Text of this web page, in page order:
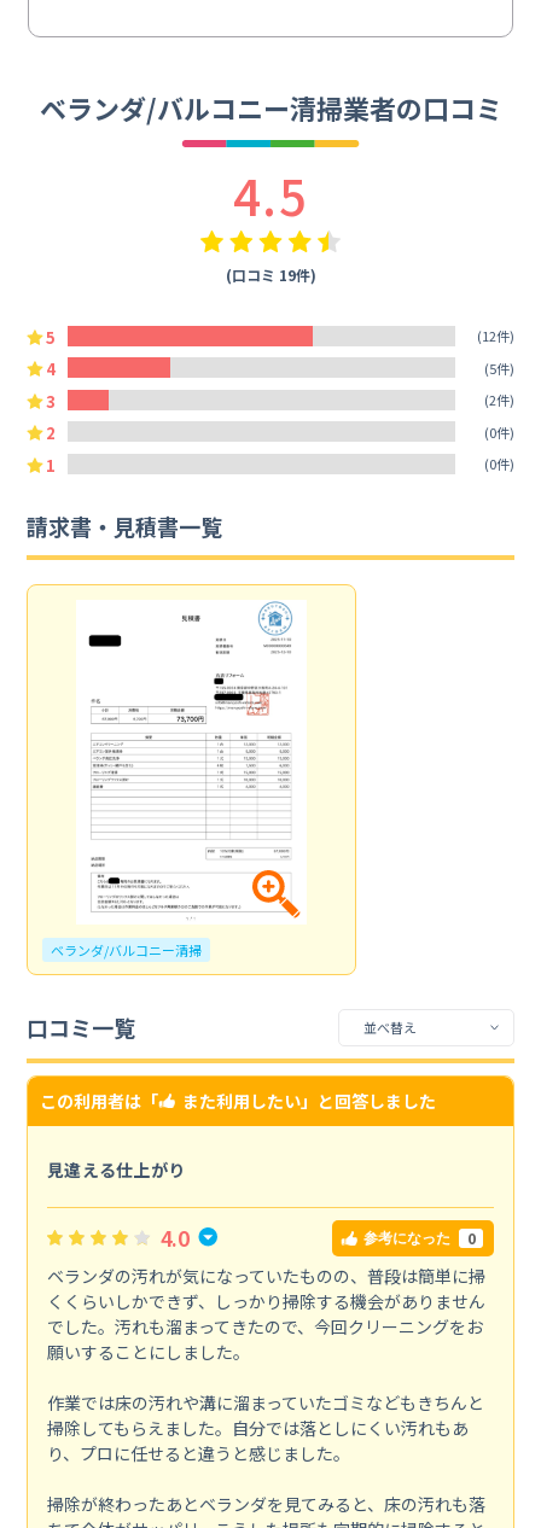
ベランダ/バルコニー清掃業者の口コミ
4.5
(口コミ 19件)
5 (12件)
4 (5件)
3 (2件)
2 (0件)
1 (0件)
請求書・見積書一覧
ベランダ/バルコニー清掃
口コミ一覧
この利用者は「 また利用したい」と回答しました
見違える仕上がり
4.0 参考になった 0
ベランダの汚れが気になっていたものの、普段は簡単に掃
くくらいしかできず、しっかり掃除する機会がありません
でした。汚れも溜まってきたので、今回クリーニングをお
願いすることにしました。
作業では床の汚れや溝に溜まっていたゴミなどもきちんと
掃除してもらえました。自分では落としにくい汚れもあ
り、プロに任せると違うと感じました。
掃除が終わったあとベランダを見てみると、床の汚れも落